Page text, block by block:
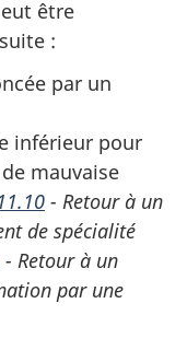
être
:
par un
inférieur pour
mauvaise
- Retour à un
de spécialité
- Retour à un
par une